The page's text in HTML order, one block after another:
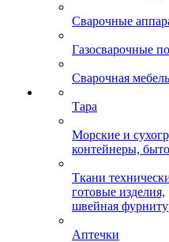
Сварочные
Газосварочные
Сварочная мебель
Тара
Морские и
контейнеры,
Ткани
готовые изделия,
швейная
Аптечки